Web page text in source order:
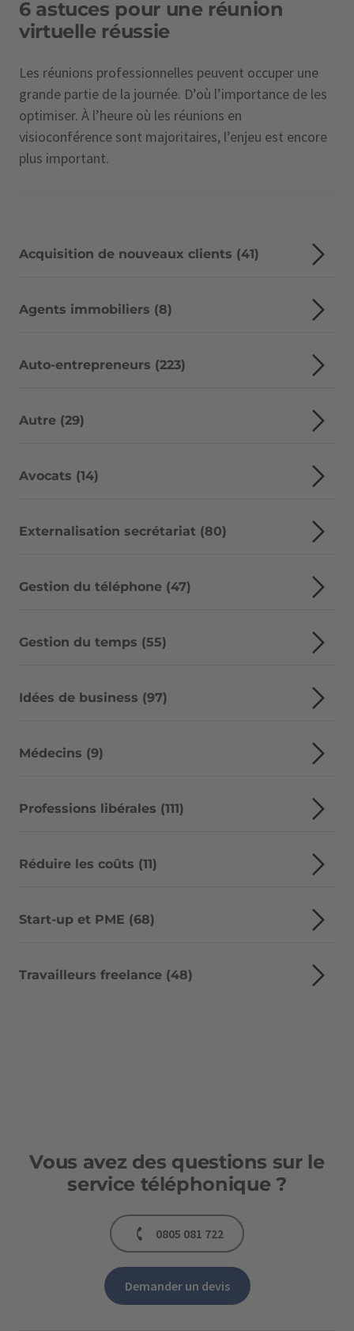
6 astuces pour une réunion
virtuelle réussie
Les réunions professionnelles peuvent occuper une
grande partie de la journée. D’où l’importance de les
optimiser. À l’heure où les réunions en
visioconférence sont majoritaires, l’enjeu est encore
plus important.
Acquisition de nouveaux clients (41)
Agents immobiliers (8)
Auto-entrepreneurs (223)
Autre (29)
Avocats (14)
Externalisation secrétariat (80)
Gestion du téléphone (47)
Gestion du temps (55)
Idées de business (97)
Médecins (9)
Professions libérales (111)
Réduire les coûts (11)
Start-up et PME (68)
Travailleurs freelance (48)
Vous avez des questions sur le
service téléphonique ?
0805 081 722
Demander un devis